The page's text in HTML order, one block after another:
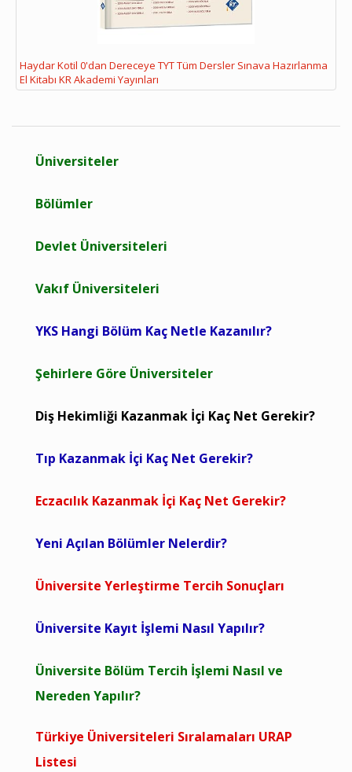
Haydar Kotil 0'dan Dereceye TYT Tüm Dersler Sınava Hazırlanma
El Kitabı KR Akademi Yayınları
Üniversiteler
Bölümler
Devlet Üniversiteleri
Vakıf Üniversiteleri
YKS Hangi Bölüm Kaç Netle Kazanılır?
Şehirlere Göre Üniversiteler
Diş Hekimliği Kazanmak İçi Kaç Net Gerekir?
Tıp Kazanmak İçi Kaç Net Gerekir?
Eczacılık Kazanmak İçi Kaç Net Gerekir?
Yeni Açılan Bölümler Nelerdir?
Üniversite Yerleştirme Tercih Sonuçları
Üniversite Kayıt İşlemi Nasıl Yapılır?
Üniversite Bölüm Tercih İşlemi Nasıl ve
Nereden Yapılır?
Türkiye Üniversiteleri Sıralamaları URAP
Listesi